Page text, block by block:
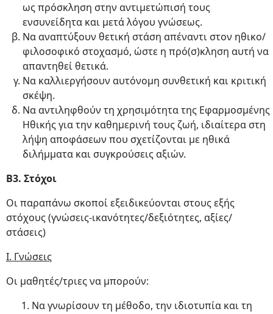
ως πρόσκληση στην αντιμετώπισή τους
ενσυνείδητα και μετά λόγου γνώσεως.
Να αναπτύξουν θετική στάση απέναντι στον ηθικο/
φιλοσοφικό στοχασμό, ώστε η πρό(σ)κληση αυτή να
απαντηθεί θετικά.
Να καλλιεργήσουν αυτόνομη συνθετική και κριτική
σκέψη.
Να αντιληφθούν τη χρησιμότητα της Εφαρμοσμένης
Ηθικής για την καθημερινή τους ζωή, ιδιαίτερα στη
λήψη αποφάσεων που σχετίζονται με ηθικά
διλήμματα και συγκρούσεις αξιών.
Β3. Στόχοι
Οι παραπάνω σκοποί εξειδικεύονται στους εξής
στόχους (γνώσεις-ικανότητες/δεξιότητες, αξίες/
στάσεις)
Ι. Γνώσεις
Οι μαθητές/τριες να μπορούν:
1. Να γνωρίσουν τη μέθοδο, την ιδιοτυπία και τη